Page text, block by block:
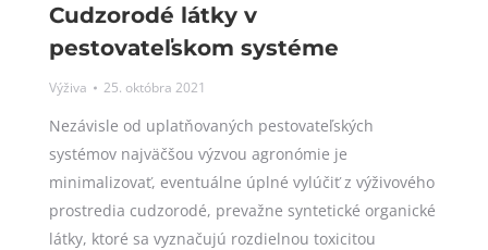
Cudzorodé látky v
pestovateľskom systéme
Výživa 25. októbra 2021
Nezávisle od uplatňovaných pestovateľských
systémov najväčšou výzvou agronómie je
minimalizovať, eventuálne úplné vylúčiť z výživového
prostredia cudzorodé, prevažne syntetické organické
látky, ktoré sa vyznačujú rozdielnou toxicitou